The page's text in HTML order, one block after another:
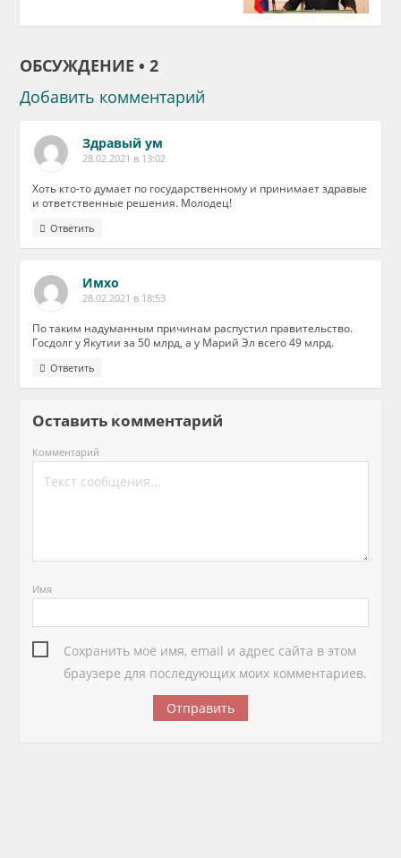
ОБСУЖДЕНИЕ • 2
Добавить комментарий
Здравый ум
28.02.2021 в 13:02
Хоть кто-то думает по государственному и принимает здравые
и ответственные решения. Молодец!
Ответить
Имхо
28.02.2021 в 18:53
По таким надуманным причинам распустил правительство.
Госдолг у Якутии за 50 млрд, а у Марий Эл всего 49 млрд.
Ответить
Оставить комментарий
Комментарий
Имя
Сохранить моё имя, email и адрес сайта в этом
браузере для последующих моих комментариев.